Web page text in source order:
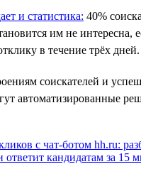
и статистика: 40%
им не интересна,
в течение трёх дней.
соискателей и
автоматизированные